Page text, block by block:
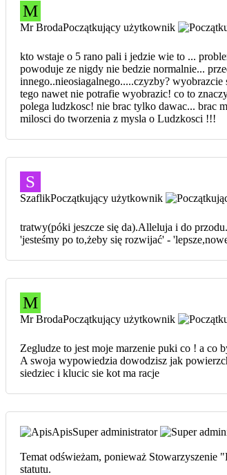
M
Mr BrodaPoczątkujący użytkownik
kto wstaje o 5 rano pali i jedzie wie to ...
powoduje ze nigdy nie bedzie normalnie...
innego..nieosiagalnego.....czyzby?
tego nawet nie potrafie wyobrazic! co to
polega ludzkosc! nie brac tylko dawac... brac
milosci do tworzenia z mysla o Ludzkosci !!!
S
SzaflikPoczątkujący użytkownik
tratwy(póki jeszcze się da).Alleluja i do przodu.
'jesteśmy po to,żeby się rozwijać' -
M
Mr BrodaPoczątkujący użytkownik
Zegludze to jest moje marzenie puki co ! a co
A swoja wypowiedzia dowodzisz jak
siedziec i klucic sie kot ma racje
ApisSuper administrator
Temat odświeżam, ponieważ Stowarzyszenie
statutu.